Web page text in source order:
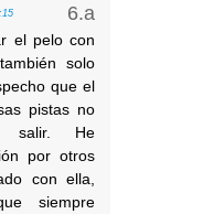
el pelo con
solo
que el
pistas no
salir. He
por otros
con ella,
siempre